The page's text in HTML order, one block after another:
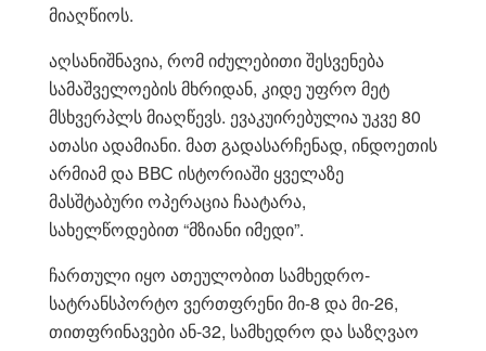
მიაღწიოს.
აღსანიშნავია, რომ იძულებითი შესვენება
სამაშველოების მხრიდან, კიდე უფრო მეტ
მსხვერპლს მიაღწევს. ევაკუირებულია უკვე 80
ათასი ადამიანი. მათ გადასარჩენად, ინდოეთის
არმიამ და ВВС ისტორიაში ყველაზე
მასშტაბური ოპერაცია ჩაატარა,
სახელწოდებით “მზიანი იმედი”.
ჩართული იყო ათეულობით სამხედრო-
სატრანსპორტო ვერთფრენი მი-8 და მი-26,
თითფრინავები ან-32, სამხედრო და საზღვაო